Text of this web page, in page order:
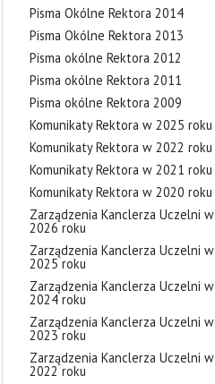
Pisma Okólne Rektora 2014
Pisma Okólne Rektora 2013
Pisma okólne Rektora 2012
Pisma okólne Rektora 2011
Pisma okólne Rektora 2009
Komunikaty Rektora w 2025 roku
Komunikaty Rektora w 2022 roku
Komunikaty Rektora w 2021 roku
Komunikaty Rektora w 2020 roku
Zarządzenia Kanclerza Uczelni w
2026 roku
Zarządzenia Kanclerza Uczelni w
2025 roku
Zarządzenia Kanclerza Uczelni w
2024 roku
Zarządzenia Kanclerza Uczelni w
2023 roku
Zarządzenia Kanclerza Uczelni w
2022 roku